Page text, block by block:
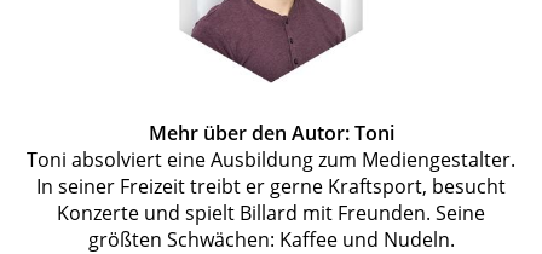
Mehr über den Autor: Toni
Toni absolviert eine Ausbildung zum Mediengestalter.
In seiner Freizeit treibt er gerne Kraftsport, besucht
Konzerte und spielt Billard mit Freunden. Seine
größten Schwächen: Kaffee und Nudeln.